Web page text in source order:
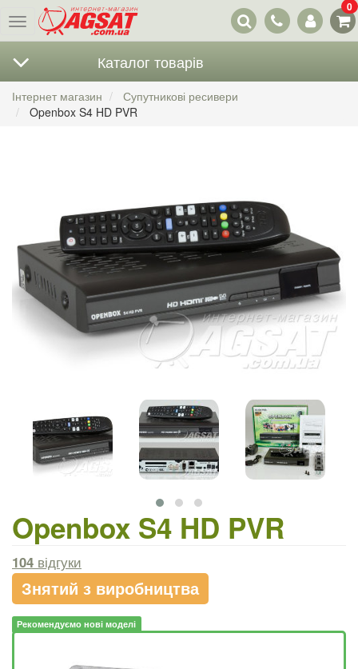
Меню
Наші
контакти
0
Каталог товарів
Інтернет магазин
Супутникові ресивери
Openbox S4 HD PVR
Openbox S4 HD PVR
104 відгуки
Знятий з виробництва
Рекомендуємо нові моделі